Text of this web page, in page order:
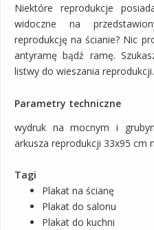
Niektóre reprodukcje
widoczne na
reprodukcję na ścianie? Nic
antyramę bądź ramę.
listwy do wieszania reprodukcji.
Parametry techniczne
wydruk na mocnym i
arkusza reprodukcji 33x95 cm
Tagi
Plakat na ścianę
Plakat do salonu
Plakat do kuchni